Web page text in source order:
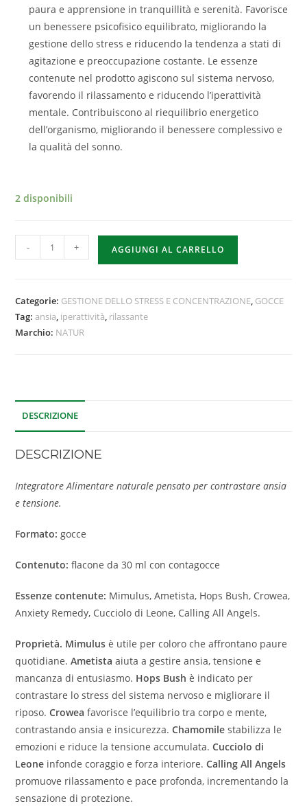
paura e apprensione in tranquillità e serenità. Favorisce
un benessere psicofisico equilibrato, migliorando la
gestione dello stress e riducendo la tendenza a stati di
agitazione e preoccupazione costante. Le essenze
contenute nel prodotto agiscono sul sistema nervoso,
favorendo il rilassamento e riducendo l’iperattività
mentale. Contribuiscono al riequilibrio energetico
dell’organismo, migliorando il benessere complessivo e
la qualità del sonno.
2 disponibili
- + AGGIUNGI AL CARRELLO
Categorie: GESTIONE DELLO STRESS E CONCENTRAZIONE, GOCCE
Tag:ansia, iperattività, rilassante
Marchio: NATUR
DESCRIZIONE
DESCRIZIONE
Integratore Alimentare naturale pensato per contrastare ansia
e tensione.
Formato: gocce
Contenuto: flacone da 30 ml con contagocce
Essenze contenute: Mimulus, Ametista, Hops Bush, Crowea,
Anxiety Remedy, Cucciolo di Leone, Calling All Angels.
Proprietà. Mimulus è utile per coloro che affrontano paure
quotidiane.Ametista aiuta a gestire ansia, tensione e
mancanza di entusiasmo. Hops Bush è indicato per
contrastare lo stress del sistema nervoso e migliorare il
riposo.Crowea favorisce l’equilibrio tra corpo e mente,
contrastando ansia e insicurezza.Chamomile stabilizza le
emozioni e riduce la tensione accumulata.Cucciolo di
Leone infonde coraggio e forza interiore.Calling All Angels
promuove rilassamento e pace profonda, incrementando la
sensazione di protezione.